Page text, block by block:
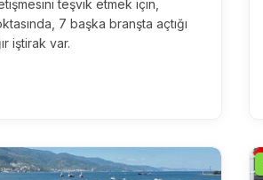
teşvik etmek için,
7 başka branşta açtığı
iştirak var.